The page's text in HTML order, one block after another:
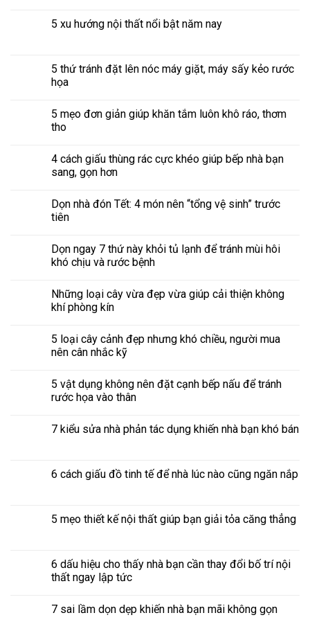
5 xu hướng nội thất nổi bật năm nay
5 thứ tránh đặt lên nóc máy giặt, máy sấy kẻo rước
họa
5 mẹo đơn giản giúp khăn tắm luôn khô ráo, thơm
tho
4 cách giấu thùng rác cực khéo giúp bếp nhà bạn
sang, gọn hơn
Dọn nhà đón Tết: 4 món nên “tổng vệ sinh” trước
tiên
Dọn ngay 7 thứ này khỏi tủ lạnh để tránh mùi hôi
khó chịu và rước bệnh
Những loại cây vừa đẹp vừa giúp cải thiện không
khí phòng kín
5 loại cây cảnh đẹp nhưng khó chiều, người mua
nên cân nhắc kỹ
5 vật dụng không nên đặt cạnh bếp nấu để tránh
rước họa vào thân
7 kiểu sửa nhà phản tác dụng khiến nhà bạn khó bán
6 cách giấu đồ tinh tế để nhà lúc nào cũng ngăn nắp
5 mẹo thiết kế nội thất giúp bạn giải tỏa căng thẳng
6 dấu hiệu cho thấy nhà bạn cần thay đổi bố trí nội
thất ngay lập tức
7 sai lầm dọn dẹp khiến nhà bạn mãi không gọn